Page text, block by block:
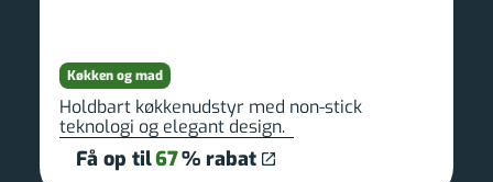
Køkken og mad
Holdbart køkkenudstyr med non-stick
teknologi og elegant design.
Få op til67% rabat